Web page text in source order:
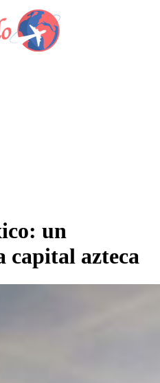
un
capital azteca